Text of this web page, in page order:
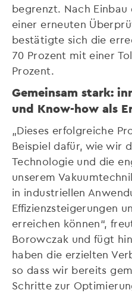
begrenzt. Nach Einbau
einer erneuten
bestätigte sich die
70 Prozent mit einer
Prozent.
Gemeinsam stark:
und Know-how als
„Dieses erfolgreiche
Beispiel dafür, wie wir
Technologie und die
unserem
in industriellen
Effizienzsteigerungen
erreichen können“,
Borowczak und fügt
haben die erzielten
so dass wir bereits
Schritte zur